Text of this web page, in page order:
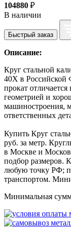
104880 ₽
В наличии
Быстрый заказ
Описание:
Круг стальной
40Х в
прокат
геометрией и
машиностроения,
ответственных
Купить Круг
руб. за метр.
в Москве и
подбор размеров.
любую точку РФ;
транспортом.
Минимальная